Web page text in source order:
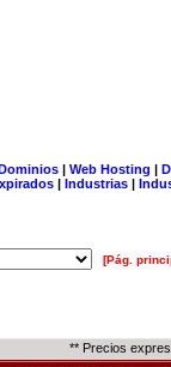
| Web Hosting |
| Industrias |
[Pág.
** Precios